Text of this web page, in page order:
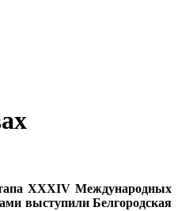
XXXIV Международных
выступили Белгородская